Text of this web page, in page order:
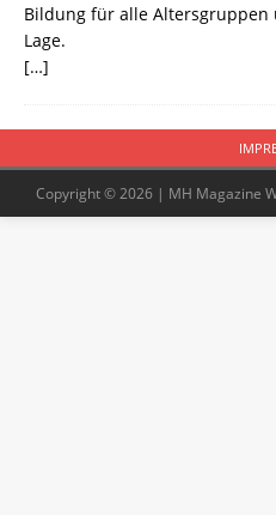
Bildung für alle
Lage.
[…]
Copyright © 2026 | MH Magazine